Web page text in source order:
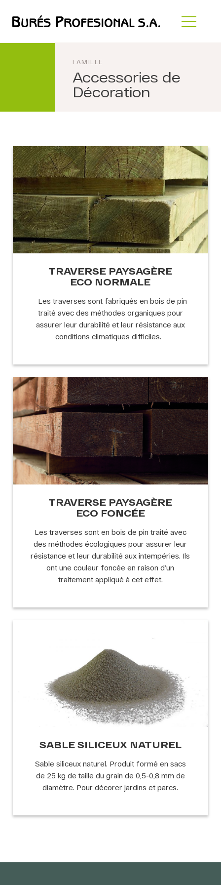
FAMILLE
Accessories de
Décoration
TRAVERSE PAYSAGÈRE
ECO NORMALE
Les traverses sont fabriqués en bois de pin
traité avec des méthodes organiques pour
assurer leur durabilité et leur résistance aux
conditions climatiques difficiles.
TRAVERSE PAYSAGÈRE
ECO FONCÉE
Les traverses sont en bois de pin traité avec
des méthodes écologiques pour assurer leur
résistance et leur durabilité aux intempéries. Ils
ont une couleur foncée en raison d’un
traitement appliqué à cet effet.
SABLE SILICEUX NATUREL
Sable siliceux naturel. Produit formé en sacs
de 25 kg de taille du grain de 0,5-0,8 mm de
diamètre. Pour décorer jardins et parcs.